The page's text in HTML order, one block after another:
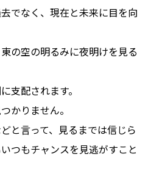
でなく、現在と未来に目を向
の空の明るみに夜明けを見る
支配されます。
かりません。
と言って、見るまでは信じら
つもチャンスを見逃がすこと